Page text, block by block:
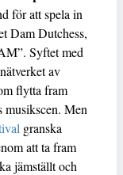
för att spela in
Dam Dutchess,
Syftet med
av
flytta fram
musikscen. Men
granska
att ta fram
jämställt och